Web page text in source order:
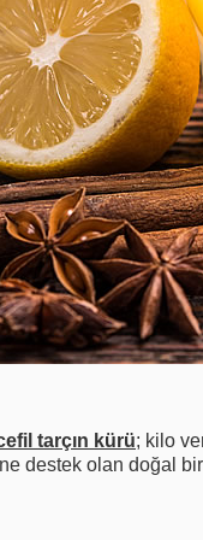
tarçın kürü; kilo
destek olan doğal bir